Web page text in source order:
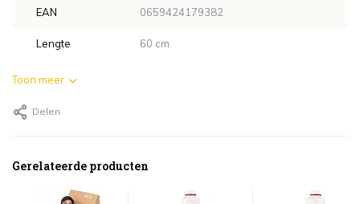
EAN 0659424179382
Lengte 60 cm
Toon meer
Delen
Gerelateerde producten